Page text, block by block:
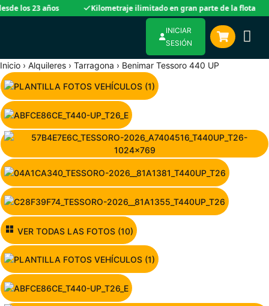
años Kilometraje ilimitado en gran parte de la flota
INICIAR
SESIÓN
Inicio › Alquileres › Tarragona › Benimar Tessoro 440 UP
VER TODAS LAS FOTOS (10)